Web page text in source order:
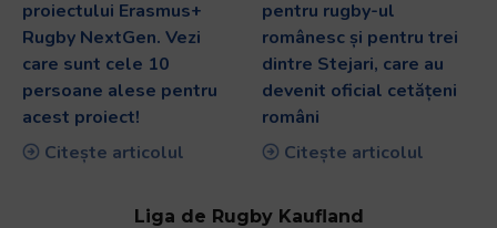
proiectului Erasmus+
Rugby NextGen. Vezi
care sunt cele 10
persoane alese pentru
acest proiect!
Citește articolul
pentru rugby-ul
românesc și pentru trei
dintre Stejari, care au
devenit oficial cetățeni
români
Citește articolul
Liga de Rugby Kaufland